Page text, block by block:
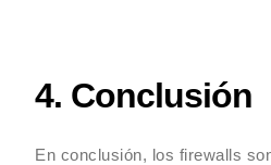
4. Conclusión
En conclusión, los firewalls